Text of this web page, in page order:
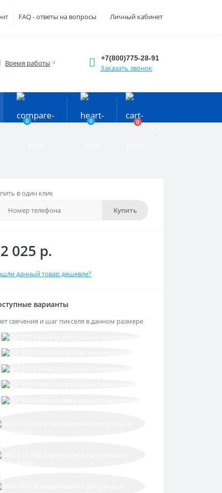
FAQ - ответы на вопросы Личный кабинет
Время работы
+7(800)775-28-91
Заказать звонок
0 0 0
в один клик
Купить
025 р.
данный товар дешевле?
варианты
свечения и шаг пикселя в данном размере